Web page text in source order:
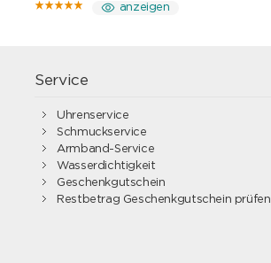
anzeigen
Service
Uhrenservice
Schmuckservice
Armband-Service
Wasserdichtigkeit
Geschenkgutschein
Restbetrag Geschenkgutschein prüfen